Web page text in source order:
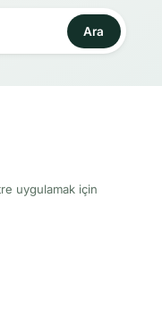
Ara
uygulamak için